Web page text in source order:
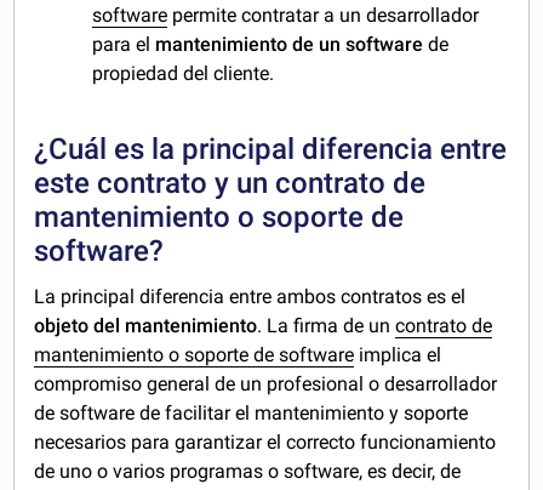
software permite contratar a un desarrollador
para el mantenimiento de un software de
propiedad del cliente.
¿Cuál es la principal diferencia entre
este contrato y un contrato de
mantenimiento o soporte de
software?
La principal diferencia entre ambos contratos es el
objeto del mantenimiento. La firma de uncontrato de
mantenimiento o soporte de software implica el
compromiso general de un profesional o desarrollador
de software de facilitar el mantenimiento y soporte
necesarios para garantizar el correcto funcionamiento
de uno o varios programas o software, es decir, de